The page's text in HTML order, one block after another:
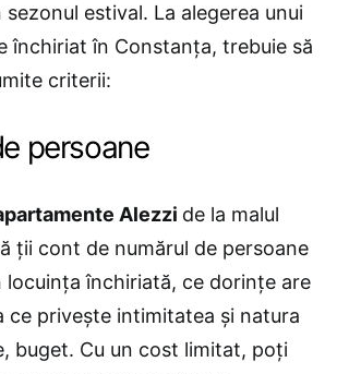
sezonul estival. La alegerea unui
închiriat în Constanța, trebuie să
criterii:
persoane
Alezzi de la malul
ții cont de numărul de persoane
locuința închiriată, ce dorințe are
ce privește intimitatea și natura
buget. Cu un cost limitat, poți